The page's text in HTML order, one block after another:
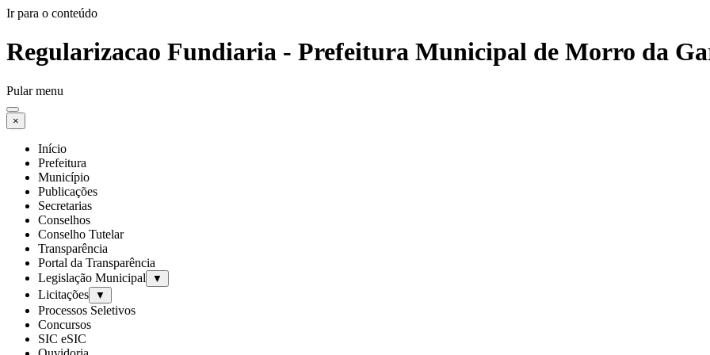
Ir para o conteúdo
Regularizacao Fundiaria - Prefeitura Municipal de Morro da
Pular menu
×
Início
Prefeitura
Município
Publicações
Secretarias
Conselhos
Conselho Tutelar
Transparência
Portal da Transparência
Legislação Municipal
▼
Licitações ▼
Processos Seletivos
Concursos
SIC eSIC